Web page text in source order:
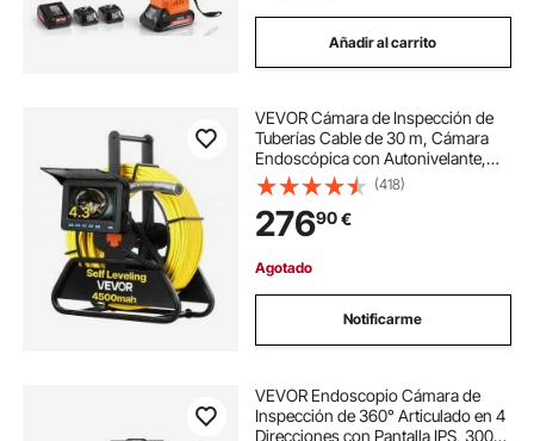
Añadir al carrito
VEVOR Cámara de Inspección de
Tuberías Cable de 30 m, Cámara
Endoscópica con Autonivelante,
Pantalla HD 1080P, Resistente al
Agua IP68, con 12 LED y Tarjeta de
16 GB para Alcantarillado
Fontanería
(418)
27690€
Agotado
Notificarme
VEVOR Endoscopio Cámara de
Inspección de 360° Articulado en 4
Direcciones con Pantalla IPS, 3000